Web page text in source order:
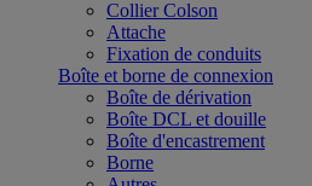
Collier Colson
Attache
Fixation de conduits
Boîte et borne de connexion
Boîte de dérivation
Boîte DCL et douille
Boîte d'encastrement
Borne